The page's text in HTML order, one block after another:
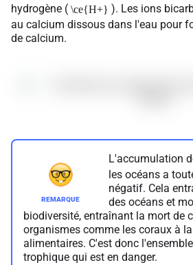
hydrogène ( \ce{H+} ). Les ions
au calcium dissous dans l'eau pour
de calcium.
L'accumulation
les océans a
négatif. Cela
des océans et
biodiversité, entraînant la mort de
organismes comme les coraux à
alimentaires. C'est donc
trophique qui est en danger.